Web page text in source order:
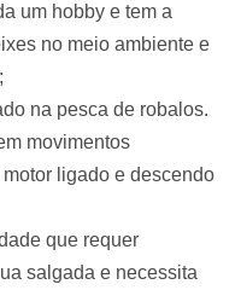
um hobby e tem a
no meio ambiente e
na pesca de robalos.
movimentos
ligado e descendo
que requer
salgada e necessita